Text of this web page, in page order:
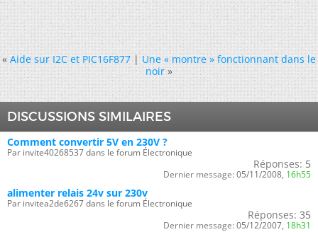
« Aide sur I2C et PIC16F877|Une « montre » fonctionnant dans le
noir »
DISCUSSIONS SIMILAIRES
Comment convertir 5V en 230V ?
Par invite40268537 dans le forum Électronique
Réponses: 5
Dernier message: 05/11/2008, 16h55
alimenter relais 24v sur 230v
Par invitea2de6267 dans le forum Électronique
Réponses: 35
Dernier message: 05/12/2007, 18h31